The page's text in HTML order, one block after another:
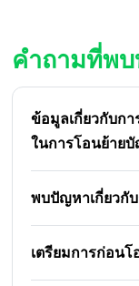
คำถามที่พ
ข้อมูลเกี่ยวกับก
ในการโอนย้าย
พบปัญหาเกี่ยวกั
เตรียมการก่อน